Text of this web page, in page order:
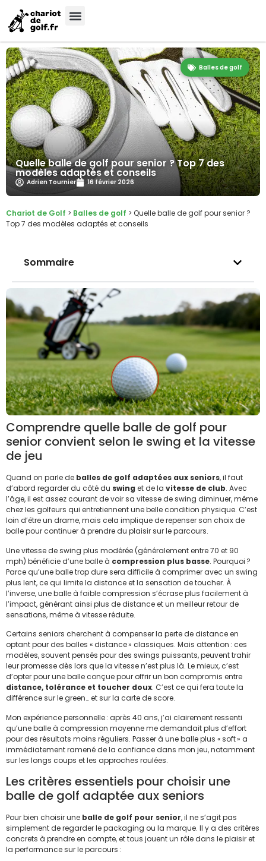
Balles de golf
Quelle balle de golf pour senior ? Top 7 des
modèles adaptés et conseils
Adrien Tournier 16 février 2026
Chariot de Golf > Balles de golf > Quelle balle de golf pour senior ?
Top 7 des modèles adaptés et conseils
Sommaire
Comprendre quelle balle de golf pour
senior convient selon le swing et la vitesse
de jeu
Quand on parle de balles de golf adaptées aux seniors, il faut
d’abord regarder du côté du swing et de la vitesse de club. Avec
l’âge, il est assez courant de voir sa vitesse de swing diminuer, même
chez les golfeurs qui entretiennent une belle condition physique. C’est
loin d’être un drame, mais cela implique de repenser son choix de
balle pour continuer à prendre du plaisir sur le parcours.
Une vitesse de swing plus modérée (généralement entre 70 et 90
mph) bénéficie d’une balle à compression plus basse. Pourquoi ?
Parce qu’une balle trop dure sera difficile à comprimer avec un swing
plus lent, ce qui limite la distance et la sensation de toucher. À
l’inverse, une balle à faible compression s’écrase plus facilement à
l’impact, générant ainsi plus de distance et un meilleur retour de
sensations, même à vitesse réduite.
Certains seniors cherchent à compenser la perte de distance en
optant pour des balles « distance » classiques. Mais attention : ces
modèles, souvent pensés pour des swings puissants, peuvent trahir
leur promesse dès lors que la vitesse n’est plus là. Le mieux, c’est
d’opter pour une balle conçue pour offrir un bon compromis entre
distance, tolérance et toucher doux. C’est ce qui fera toute la
différence sur le green… et sur la carte de score.
Mon expérience personnelle : après 40 ans, j’ai clairement ressenti
qu’une balle à compression moyenne me demandait plus d’effort
pour des résultats moins réguliers. Passer à une balle plus « soft » a
immédiatement ramené de la confiance dans mon jeu, notamment
sur les longs coups et les approches roulées.
Les critères essentiels pour choisir une
balle de golf adaptée aux seniors
Pour bien choisir une balle de golf pour senior, il ne s’agit pas
simplement de regarder le packaging ou la marque. Il y a des critères
concrets à prendre en compte, et tous jouent un rôle dans le plaisir et
la performance sur le parcours :